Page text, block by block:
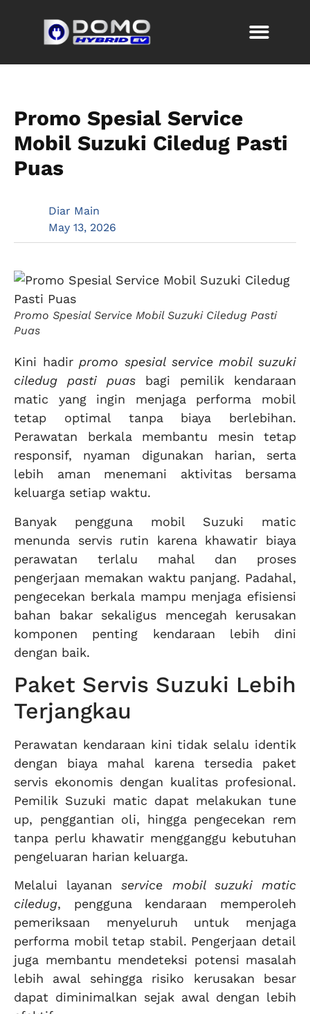
Promo Spesial Service
Mobil Suzuki Ciledug Pasti
Puas
Diar Main
May 13, 2026
Promo Spesial Service Mobil Suzuki Ciledug Pasti
Puas
Kini hadirpromo spesial service mobil suzuki
ciledug pasti puas bagi pemilik kendaraan
matic yang ingin menjaga performa mobil
tetap optimal tanpa biaya berlebihan.
Perawatan berkala membantu mesin tetap
responsif, nyaman digunakan harian, serta
lebih aman menemani aktivitas bersama
keluarga setiap waktu.
Banyak pengguna mobil Suzuki matic
menunda servis rutin karena khawatir biaya
perawatan terlalu mahal dan proses
pengerjaan memakan waktu panjang. Padahal,
pengecekan berkala mampu menjaga efisiensi
bahan bakar sekaligus mencegah kerusakan
komponen penting kendaraan lebih dini
dengan baik.
Paket Servis Suzuki Lebih
Terjangkau
Perawatan kendaraan kini tidak selalu identik
dengan biaya mahal karena tersedia paket
servis ekonomis dengan kualitas profesional.
Pemilik Suzuki matic dapat melakukan tune
up, penggantian oli, hingga pengecekan rem
tanpa perlu khawatir mengganggu kebutuhan
pengeluaran harian keluarga.
Melalui layananservice mobil suzuki matic
ciledug, pengguna kendaraan memperoleh
pemeriksaan menyeluruh untuk menjaga
performa mobil tetap stabil. Pengerjaan detail
juga membantu mendeteksi potensi masalah
lebih awal sehingga risiko kerusakan besar
dapat diminimalkan sejak awal dengan lebih